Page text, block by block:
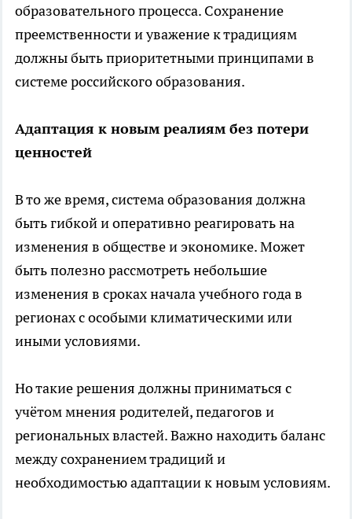
образовательного процесса. Сохранение
преемственности и уважение к традициям
должны быть приоритетными принципами в
системе российского образования.
Адаптация к новым реалиям без потери
ценностей
В то же время, система образования должна
быть гибкой и оперативно реагировать на
изменения в обществе и экономике. Может
быть полезно рассмотреть небольшие
изменения в сроках начала учебного года в
регионах с особыми климатическими или
иными условиями.
Но такие решения должны приниматься с
учётом мнения родителей, педагогов и
региональных властей. Важно находить баланс
между сохранением традиций и
необходимостью адаптации к новым условиям.